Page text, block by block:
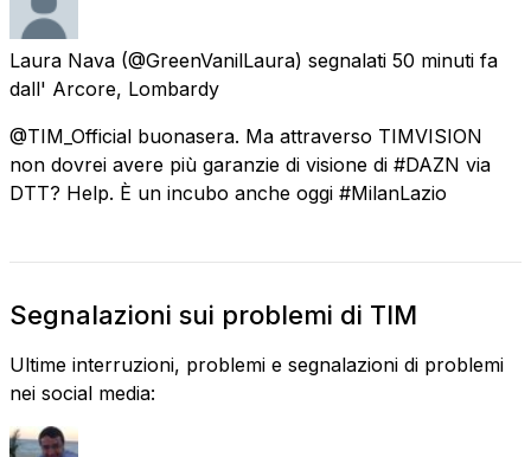
Laura Nava (@GreenVanilLaura) segnalati 50 minuti fa
dall' Arcore, Lombardy
@TIM_Official buonasera. Ma attraverso TIMVISION
non dovrei avere più garanzie di visione di #DAZN via
DTT? Help. È un incubo anche oggi #MilanLazio
Segnalazioni sui problemi di TIM
Ultime interruzioni, problemi e segnalazioni di problemi
nei social media: